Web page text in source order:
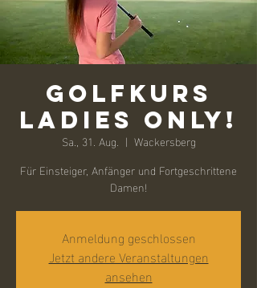
Golfkurs
Ladies Only!
Sa., 31. Aug.
  |
Wackersberg
Für Einsteiger, Anfänger und Fortgeschrittene
Damen!
Anmeldung geschlossen
Jetzt andere Veranstaltungen
ansehen